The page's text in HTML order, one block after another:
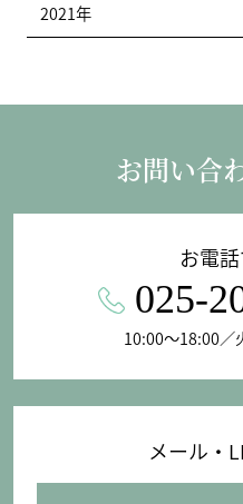
2021年
お問い合
お電
025-
10:00〜18:00／
メール・